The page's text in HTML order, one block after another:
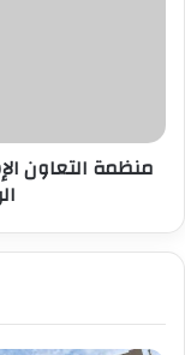
منظمة التعاون